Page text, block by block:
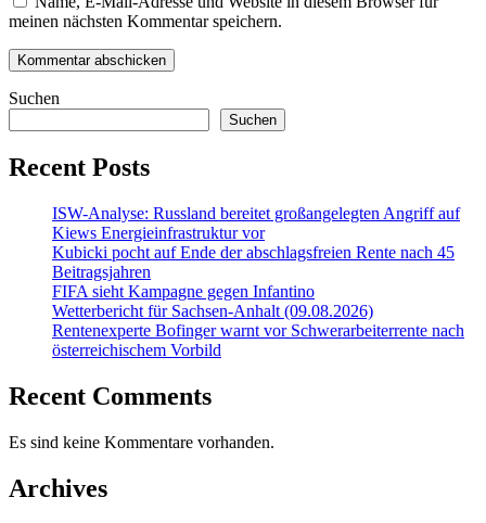
meinen nächsten Kommentar speichern.
Suchen
Suchen
Recent Posts
ISW-Analyse: Russland bereitet großangelegten Angriff auf
Kiews Energieinfrastruktur vor
Kubicki pocht auf Ende der abschlagsfreien Rente nach 45
Beitragsjahren
FIFA sieht Kampagne gegen Infantino
Wetterbericht für Sachsen-Anhalt (09.08.2026)
Rentenexperte Bofinger warnt vor Schwerarbeiterrente nach
österreichischem Vorbild
Recent Comments
Es sind keine Kommentare vorhanden.
Archives